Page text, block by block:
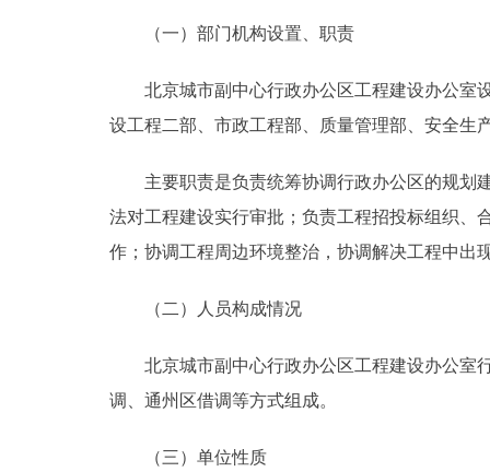
（一）部门机构设置、职责
北京城市副中心行政办公区工程建设办公室设
设工程二部、市政工程部、质量管理部、安全生
主要职责是负责统筹协调行政办公区的规划建
法对工程建设实行审批；负责工程招投标组织、
作；协调工程周边环境整治，协调解决工程中出
（二）人员构成情况
北京城市副中心行政办公区工程建设办公室行
调、通州区借调等方式组成。
（三）单位性质